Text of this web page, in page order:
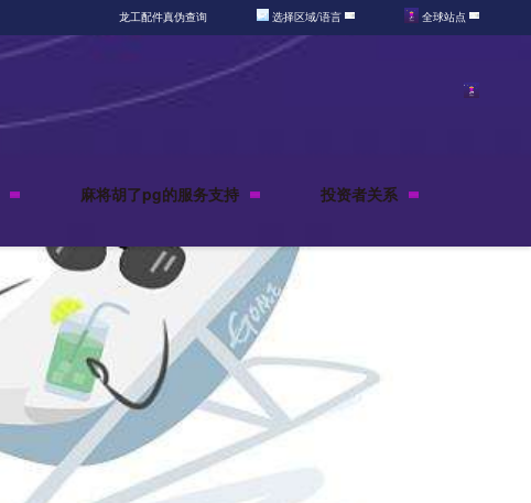
龙工配件真伪查询 选择区域/语言 全球站点
麻将胡了pg的服务支持 投资者关系